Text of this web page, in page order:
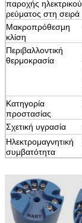
παροχής ηλεκτρικού
ρεύματος στη σειρά
Μακροπρόθεσμη
κλίση
Περιβαλλοντική
θερμοκρασία
Κατηγορία
προστασίας
Σχετική υγρασία
Ηλεκτρομαγνητική
συμβατότητα